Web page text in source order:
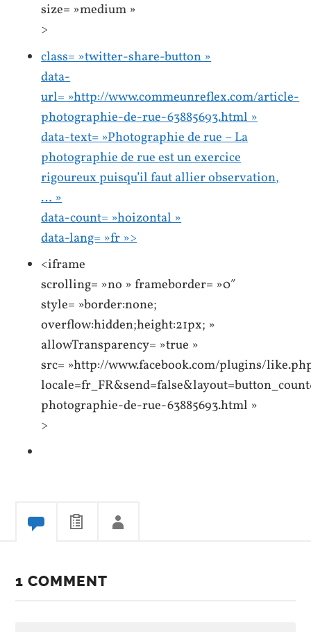
size= »medium »
>
class= »twitter-share-button »
data-
url= »http://www.commeunreflex.com/article-
photographie-de-rue-63885693.html »
data-text= »Photographie de rue – La
photographie de rue est un exercice
rigoureux puisqu’il faut allier observation,
… »
data-count= »hoizontal »
data-lang= »fr »>
<iframe
scrolling= »no » frameborder= »0″
style= »border:none;
overflow:hidden;height:21px; »
allowTransparency= »true »
src= »http://www.facebook.com/plugins/
photographie-de-rue-63885693.html »
>
1 COMMENT